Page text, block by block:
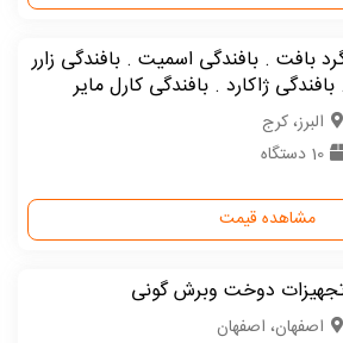
بافت . بافندگی اسمیت . بافندگی زارر
. بافندگی ژاکارد . بافندگی کارل مایر
البرز، کرج
10 دستگاه
مشاهده قیمت
دوخت وبرش گونی
اصفهان، اصفهان